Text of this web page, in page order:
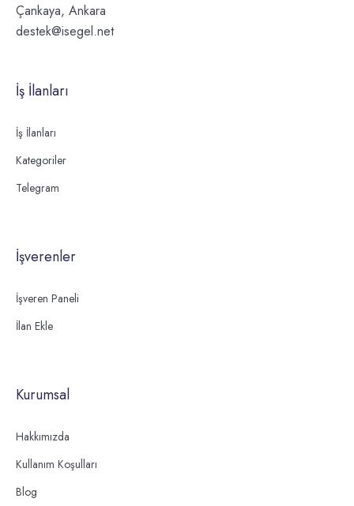
Çankaya, Ankara
destek@isegel.net
İş İlanları
İş İlanları
Kategoriler
Telegram
İşverenler
İşveren Paneli
İlan Ekle
Kurumsal
Hakkımızda
Kullanım Koşulları
Blog